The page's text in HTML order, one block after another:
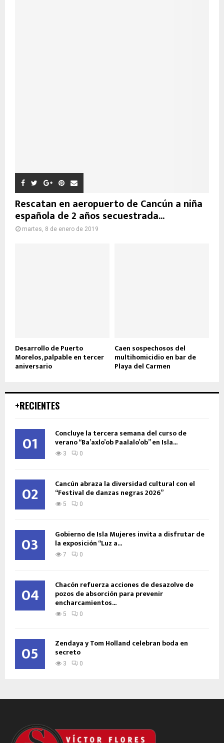
Rescatan en aeropuerto de Cancún a niña
española de 2 años secuestrada...
martes, 8 de enero de 2019
Desarrollo de Puerto
Morelos, palpable en tercer
aniversario
Caen sospechosos del
multihomicidio en bar de
Playa del Carmen
+RECIENTES
01 Concluye la tercera semana del curso de
verano “Ba’axlo’ob Paalalo’ob” en Isla...
3 0
02 Cancún abraza la diversidad cultural con el
“Festival de danzas negras 2026”
5 0
03 Gobierno de Isla Mujeres invita a disfrutar de
la exposición “Luz a...
7 0
04 Chacón refuerza acciones de desazolve de
pozos de absorción para prevenir
encharcamientos...
5 0
05 Zendaya y Tom Holland celebran boda en
secreto
3 0